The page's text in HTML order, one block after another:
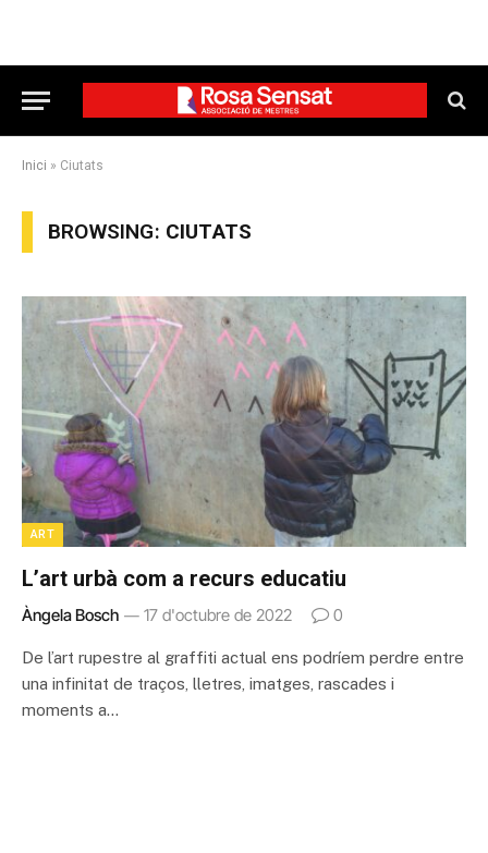
Inici » Ciutats
BROWSING: CIUTATS
ART
L’art urbà com a recurs educatiu
Àngela Bosch 17 d'octubre de 2022 0
De l’art rupestre al graffiti actual ens podríem perdre entre
una infinitat de traços, lletres, imatges, rascades i
moments a…